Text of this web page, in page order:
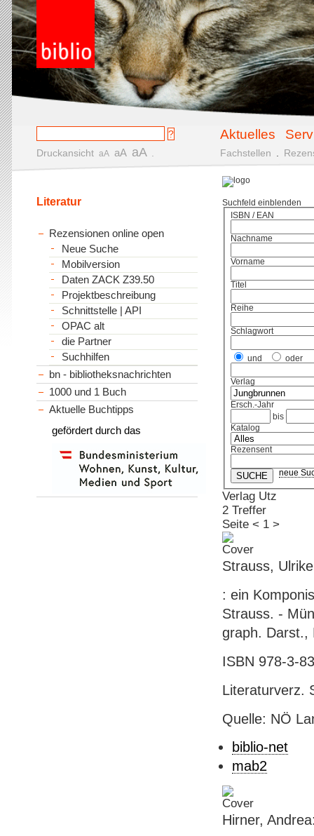
Aktuelles
Druckansicht aA aA aA Fachstellen
Suchfeld einblenden
ISBN / EAN
Nachname
Vorname
Titel
Reihe
Schlagwort
und oder
Verlag
Ersch.-Jahr
bis
Katalog
Rezensent
neue
Verlag Utz
2 Treffer
Seite < 1 >
Strauss,
: ein
Strauss. -
graph. Darst.,
ISBN 978-3-
Literaturverz.
Quelle: NÖ
biblio-net
mab2
Hirner,
Literatur
Rezensionen online open
Neue Suche
Mobilversion
Daten ZACK Z39.50
Projektbeschreibung
Schnittstelle | API
OPAC alt
die Partner
Suchhilfen
bn - bibliotheksnachrichten
1000 und 1 Buch
Aktuelle Buchtipps
gefördert durch das